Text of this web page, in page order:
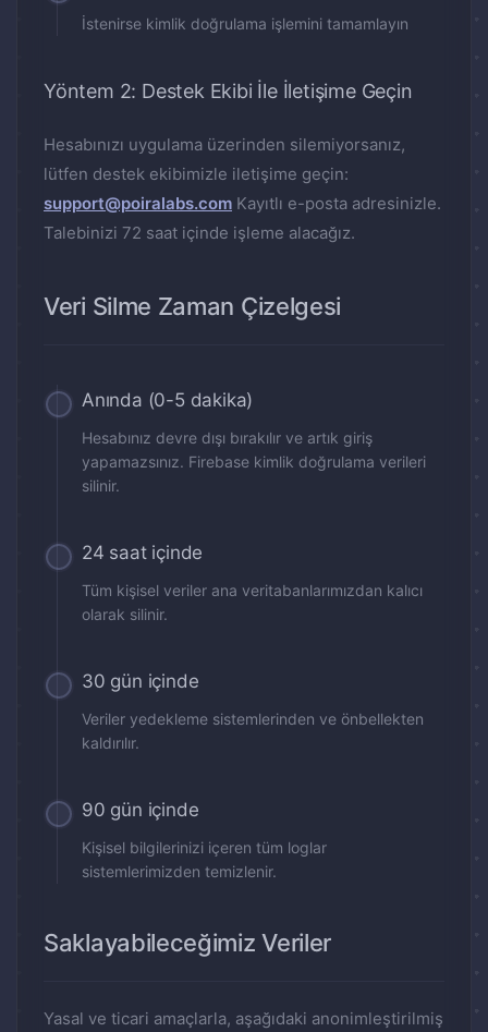
İstenirse kimlik doğrulama işlemini tamamlayın
Yöntem 2: Destek Ekibi İle İletişime Geçin
Hesabınızı uygulama üzerinden silemiyorsanız,
lütfen destek ekibimizle iletişime geçin:
support@poiralabs.com Kayıtlı e-posta adresinizle.
Talebinizi 72 saat içinde işleme alacağız.
Veri Silme Zaman Çizelgesi
Anında (0-5 dakika)
Hesabınız devre dışı bırakılır ve artık giriş
yapamazsınız. Firebase kimlik doğrulama verileri
silinir.
24 saat içinde
Tüm kişisel veriler ana veritabanlarımızdan kalıcı
olarak silinir.
30 gün içinde
Veriler yedekleme sistemlerinden ve önbellekten
kaldırılır.
90 gün içinde
Kişisel bilgilerinizi içeren tüm loglar
sistemlerimizden temizlenir.
Saklayabileceğimiz Veriler
Yasal ve ticari amaçlarla, aşağıdaki anonimleştirilmiş